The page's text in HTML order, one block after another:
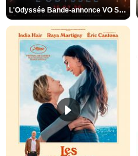
L'Odyssée Bande-annonce VO STFR